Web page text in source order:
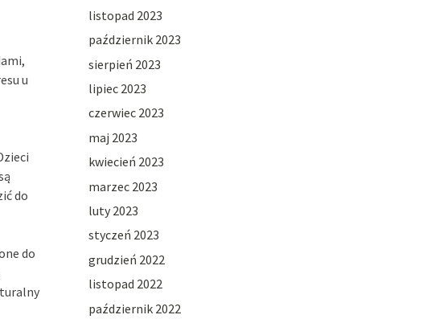
u
do
do
listopad 2023
październik 2023
sierpień 2023
lipiec 2023
czerwiec 2023
maj 2023
kwiecień 2023
marzec 2023
luty 2023
styczeń 2023
grudzień 2022
listopad 2022
październik 2022